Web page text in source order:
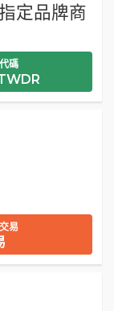
定品牌商
碼
易